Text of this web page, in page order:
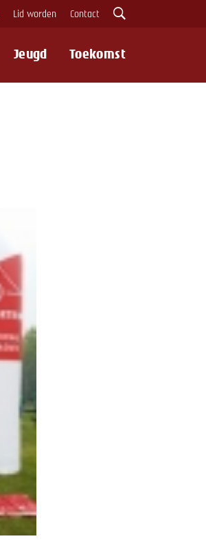
Lid worden Contact
Jeugd Toekomst